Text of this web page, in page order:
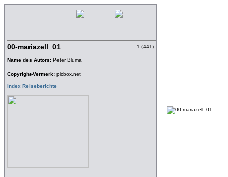
00-mariazell_01
Name des Autors: Peter Bluma
Copyright-Vermerk: picbox.net
Index Reiseberichte
1 (441)